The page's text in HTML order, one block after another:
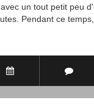
un tout petit peu
Pendant ce temps,